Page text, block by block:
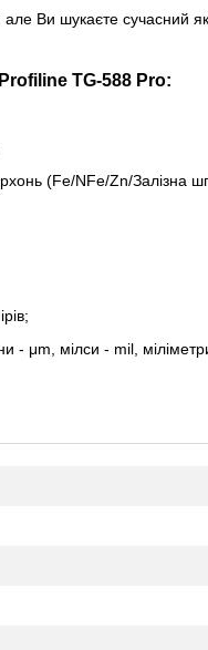
але Ви шукаєте
TG-588 Pro:
(Fe/NFe/Zn/Залізна
- μm, мілси - mil,